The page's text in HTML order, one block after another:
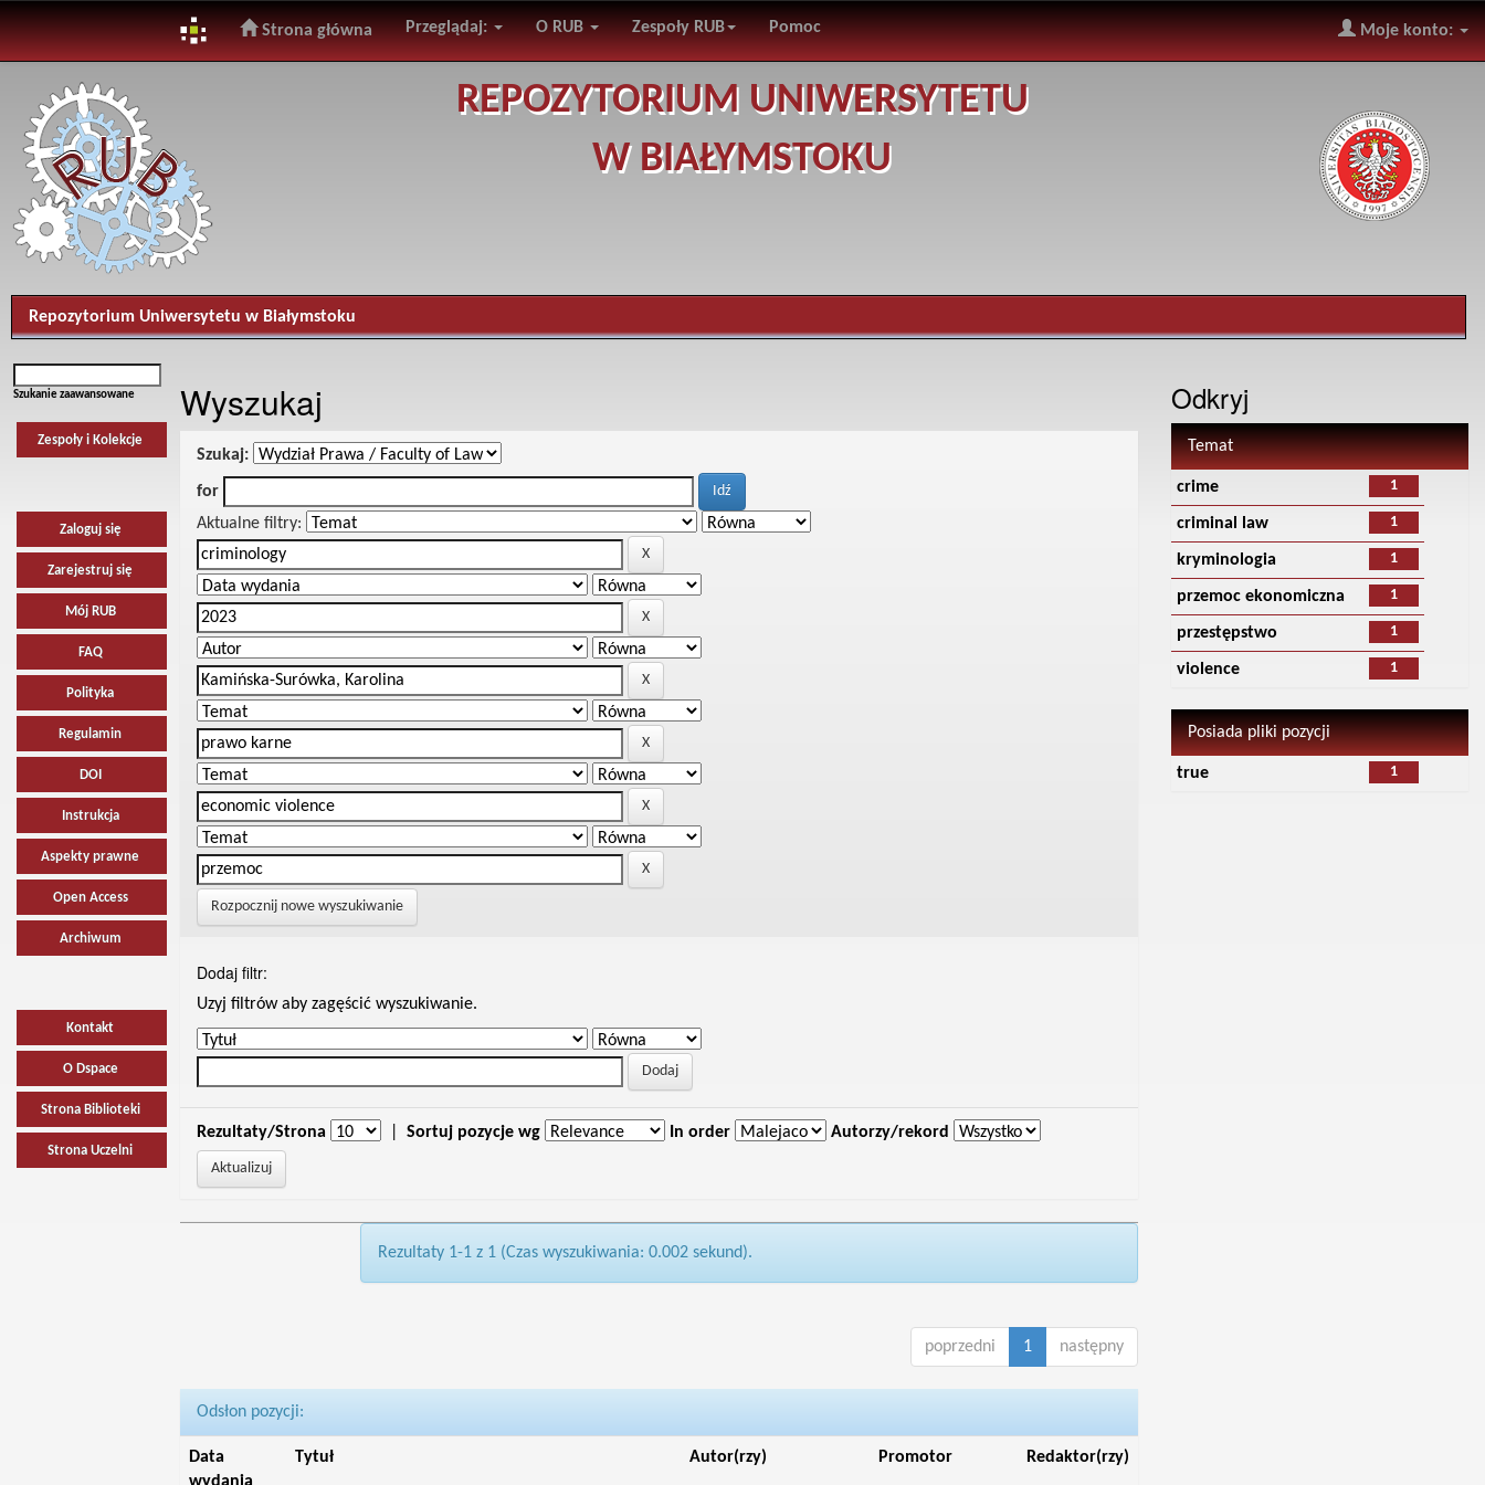
navigation
Strona główna Przeglądaj: O RUB Zespoły RUB Pomoc Moje konto:
REPOZYTORIUM UNIWERSYTETU
W BIAŁYMSTOKU
Repozytorium Uniwersytetu w Białymstoku
Szukanie zaawansowane
Zespoły i Kolekcje
Zaloguj się
Zarejestruj się
Mój RUB
FAQ
Polityka
Regulamin
DOI
Instrukcja
Aspekty prawne
Open Access
Archiwum
Kontakt
O Dspace
Strona Biblioteki
Strona Uczelni
Wyszukaj
Szukaj:
for
Aktualne filtry:
Rozpocznij nowe wyszukiwanie
Dodaj filtr:
Uzyj filtrów aby zagęścić wyszukiwanie.
Rezultaty/Strona Sortuj pozycje wg In order Autorzy/rekord
Rezultaty 1-1 z 1 (Czas wyszukiwania: 0.002 sekund).
poprzedni 1 następny
Odsłon pozycji:
Data
Tytuł Autor(rzy) Promotor Redaktor(rzy)
Odkryj
Temat
1
crime
1
criminal law
1
kryminologia
1
przemoc ekonomiczna
1
przestępstwo
1
violence
Posiada pliki pozycji
1
true